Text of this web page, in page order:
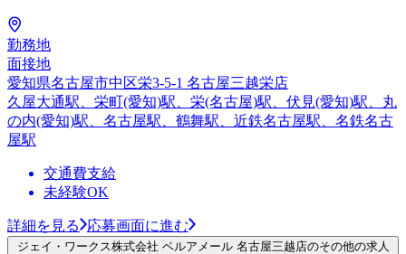
勤務地
面接地
愛知県名古屋市中区栄3-5-1 名古屋三越栄店
久屋大通駅、栄町(愛知)駅、栄(名古屋)駅、伏見(愛知)駅、丸
の内(愛知)駅、名古屋駅、鶴舞駅、近鉄名古屋駅、名鉄名古
屋駅
交通費支給
未経験OK
詳細を見る 応募画面に進む
ジェイ・ワークス株式会社 ベルアメール 名古屋三越店のその他の求人